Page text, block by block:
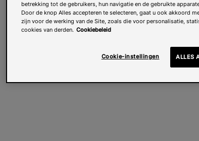
betrekking tot de gebruikers, hun navigatie en de gebruikte
Door de knop Alles accepteren te selecteren, gaat u ook akkoord
zijn voor de werking van de Site, zoals die voor personalisatie,
cookies van derden. Cookiebeleid
Cookie-instellingen ALLES